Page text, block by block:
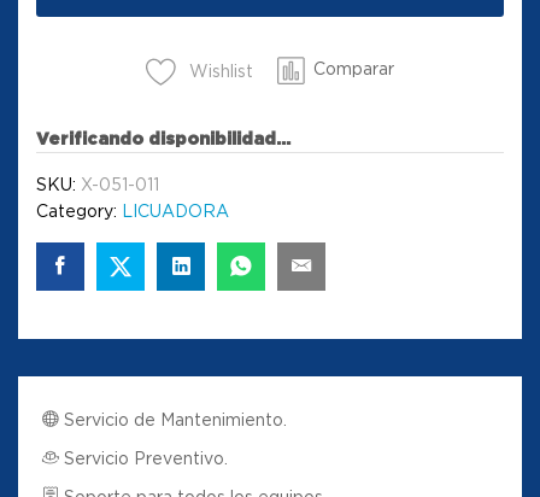
Wishlist Comparar
Verificando disponibilidad...
SKU: X-051-011
Category: LICUADORA
Servicio de Mantenimiento.
Servicio Preventivo.